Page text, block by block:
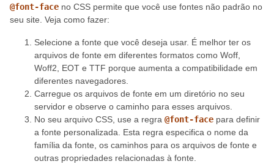
@font-face no CSS permite que você use fontes não padrão no
seu site. Veja como fazer:
Selecione a fonte que você deseja usar. É melhor ter os
arquivos de fonte em diferentes formatos como Woff,
Woff2, EOT e TTF porque aumenta a compatibilidade em
diferentes navegadores.
Carregue os arquivos de fonte em um diretório no seu
servidor e observe o caminho para esses arquivos.
No seu arquivo CSS, use a regra @font-face para definir
a fonte personalizada. Esta regra especifica o nome da
família da fonte, os caminhos para os arquivos de fonte e
outras propriedades relacionadas à fonte.